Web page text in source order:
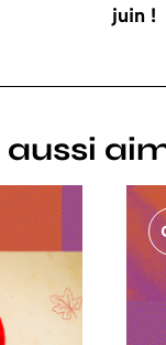
juin !